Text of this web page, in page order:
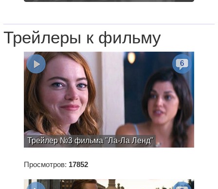
Трейлеры к фильму
Трейлер №3 фильма "Ла-Ла Ленд"
6
Просмотров: 17852